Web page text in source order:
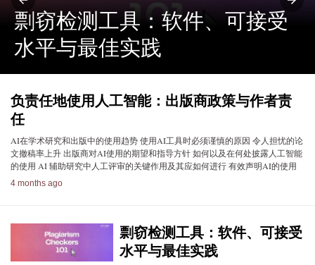
剽窃检测工具：软件、可接受
水平与最佳实践
负责任地使用人工智能：出版商政策与作者责
任
AI在学术研究和出版中的使用趋势 使用AI工具时必须谨慎的原因 令人担忧的论
文撤稿率上升 出版商对AI使用的期望和指导方针 如何以及在何处披露人工智能
的使用 AI 辅助研究中人工评审的关键作用及其应如何进行 有效声明AI的使用
4 months ago
剽窃检测工具：软件、可接受
水平与最佳实践